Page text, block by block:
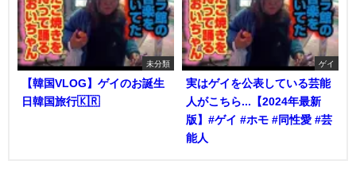
未分類
【韓国VLOG】ゲイのお誕生
日韓国旅行🇰🇷
ゲイ
実はゲイを公表している芸能
人がこちら...【2024年最新
版】#ゲイ #ホモ #同性愛 #芸
能人